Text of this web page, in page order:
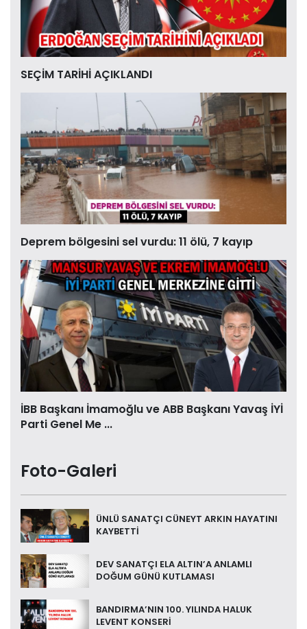
SEÇİM TARİHİ AÇIKLANDI
Deprem bölgesini sel vurdu: 11 ölü, 7 kayıp
İBB Başkanı İmamoğlu ve ABB Başkanı Yavaş İYİ
Parti Genel Me ...
Foto-Galeri
ÜNLÜ SANATÇI CÜNEYT ARKIN HAYATINI
KAYBETTİ
DEV SANATÇI ELA ALTIN’A ANLAMLI
DOĞUM GÜNÜ KUTLAMASI
BANDIRMA’NIN 100. YILINDA HALUK
LEVENT KONSERİ